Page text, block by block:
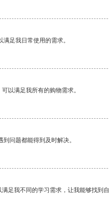
足我日常使用的需求。
以满足我所有的购物需求。
问题都能得到及时解决。
足我不同的学习需求，让我能够找到自